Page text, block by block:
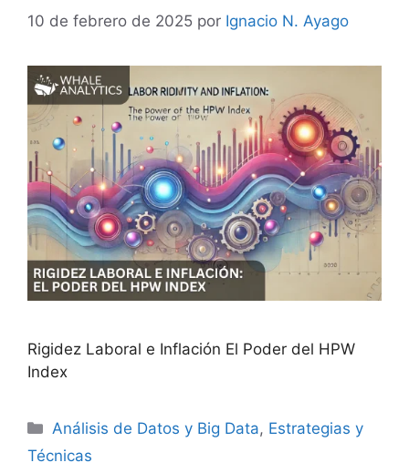
10 de febrero de 2025 por Ignacio N. Ayago
Rigidez Laboral e Inflación El Poder del HPW
Index
Categorías
Análisis de Datos y Big Data, Estrategias y
Técnicas